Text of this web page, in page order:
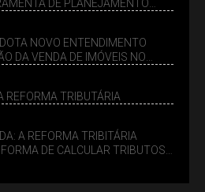
DE PLANEJAMENTO
NOVO ENTENDIMENTO
DA VENDA DE IMÓVEIS NO
REFORMA TRIBUTÁRIA
A REFORMA TRIBITÁRIA
DE CALCULAR TRIBUTOS